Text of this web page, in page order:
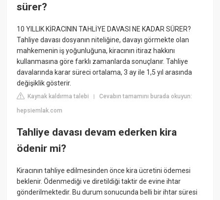
sürer?
10 YILLIK KİRACININ TAHLİYE DAVASI NE KADAR SÜRER?
Tahliye davası dosyanın niteliğine, davayı görmekte olan
mahkemenin iş yoğunluğuna, kiracının itiraz hakkını
kullanmasına göre farklı zamanlarda sonuçlanır. Tahliye
davalarında karar süreci ortalama, 3 ay ile 1,5 yıl arasında
değişiklik gösterir.
Kaynak kaldırma talebi |Cevabın tamamını burada okuyun:
hepsiemlak.com
Tahliye davası devam ederken kira
ödenir mi?
Kiracının tahliye edilmesinden önce kira ücretini ödemesi
beklenir. Ödenmediği ve diretildiği taktir de evine ihtar
gönderilmektedir. Bu durum sonucunda belli bir ihtar süresi